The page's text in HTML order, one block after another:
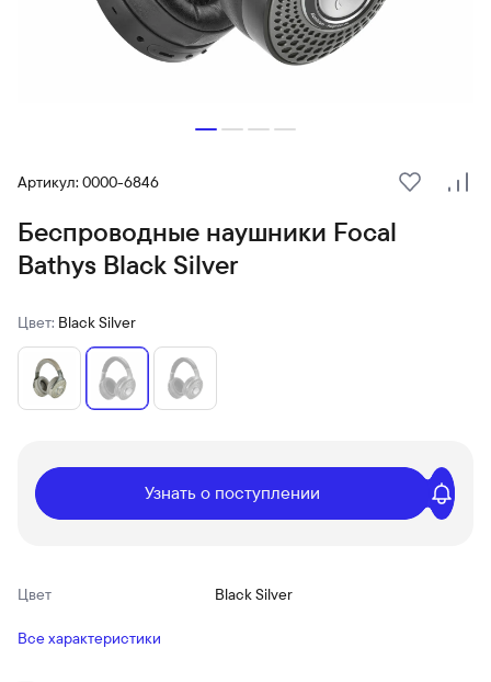
Артикул: 0000-6846
В
Беспроводные наушники Focal
Bathys Black Silver
Цвет: Black Silver
Узнать о поступлении
Цвет Black Silver
Все характеристики